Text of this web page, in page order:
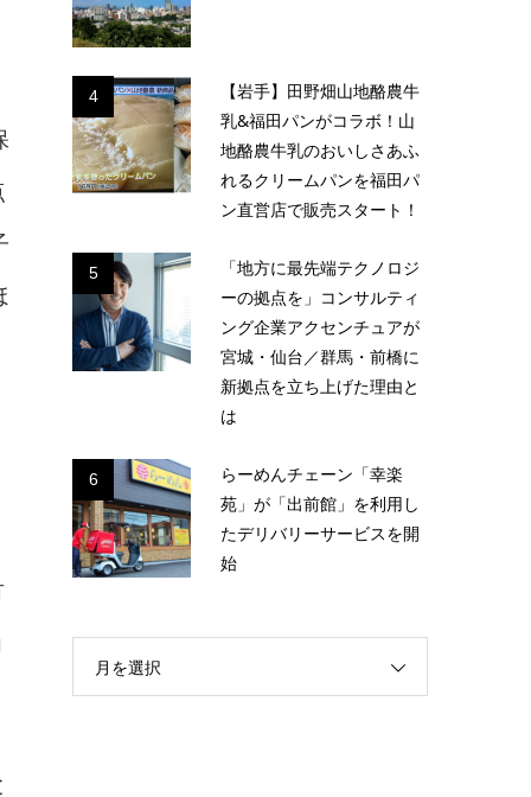
4
【岩手】田野畑山地酪農牛
乳&福田パンがコラボ！山
地酪農牛乳のおいしさあふ
れるクリームパンを福田パ
ン直営店で販売スタート！
5
「地方に最先端テクノロジ
ーの拠点を」コンサルティ
ング企業アクセンチュアが
宮城・仙台／群馬・前橋に
新拠点を立ち上げた理由と
は
6
らーめんチェーン「幸楽
苑」が「出前館」を利用し
たデリバリーサービスを開
始
月を選択